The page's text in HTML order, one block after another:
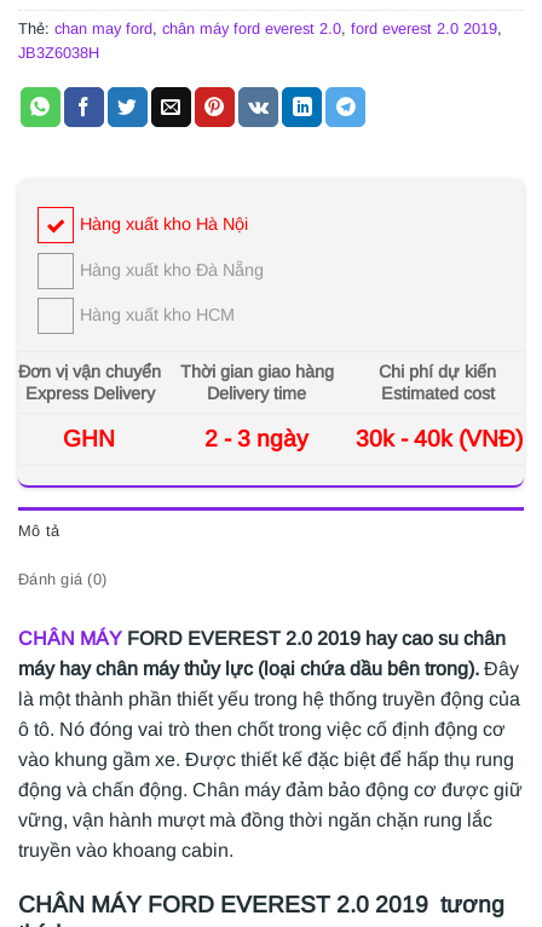
Thẻ: chan may ford, chân máy ford everest 2.0, ford everest 2.0 2019,
JB3Z6038H
Hàng xuất kho Hà Nội
Hàng xuất kho Đà Nẵng
Hàng xuất kho HCM
Đơn vị vận chuyển
Express Delivery
Thời gian giao hàng
Delivery time
Chi phí dự kiến
Estimated cost
GHN 2 - 3 ngày 30k - 40k (VNĐ)
Mô tả
Đánh giá (0)
CHÂN MÁY FORD EVEREST 2.0 2019 hay cao su chân
máy hay chân máy thủy lực (loại chứa dầu bên trong). Đây
là một thành phần thiết yếu trong hệ thống truyền động của
ô tô. Nó đóng vai trò then chốt trong việc cố định động cơ
vào khung gầm xe. Được thiết kế đặc biệt để hấp thụ rung
động và chấn động. Chân máy đảm bảo động cơ được giữ
vững, vận hành mượt mà đồng thời ngăn chặn rung lắc
truyền vào khoang cabin.
CHÂN MÁY FORD EVEREST 2.0 2019 tương